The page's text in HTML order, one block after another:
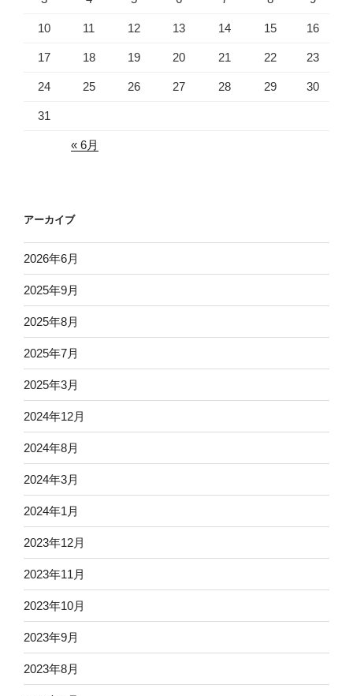
10 11 12 13 14 15 16
17 18 19 20 21 22 23
24 25 26 27 28 29 30
31
« 6月
アーカイブ
2026年6月
2025年9月
2025年8月
2025年7月
2025年3月
2024年12月
2024年8月
2024年3月
2024年1月
2023年12月
2023年11月
2023年10月
2023年9月
2023年8月